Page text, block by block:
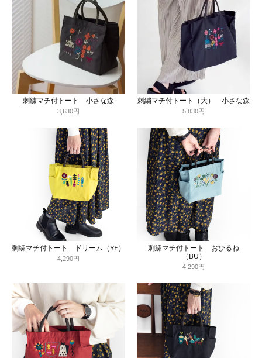
刺繍マチ付トート 小さな森
3,630円
刺繍マチ付トート（大） 小さな森
5,830円
刺繍マチ付トート ドリーム（YE）
4,290円
刺繍マチ付トート おひるね
（BU）
4,290円